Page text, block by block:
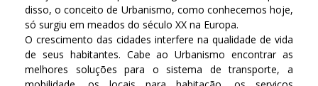
disso, o conceito de Urbanismo, como conhecemos hoje,
só surgiu em meados do século XX na Europa.
O crescimento das cidades interfere na qualidade de vida
de seus habitantes. Cabe ao Urbanismo encontrar as
melhores soluções para o sistema de transporte, a